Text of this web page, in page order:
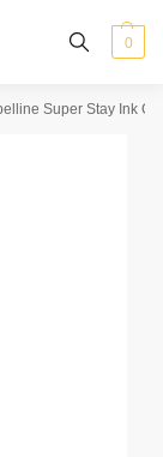
0
Super Stay Ink